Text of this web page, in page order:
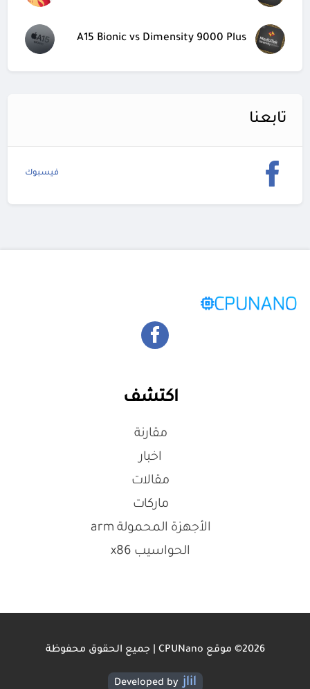
A15 Bionic vs Dimensity 9000 Plus
تابعنا
فيسبوك
اكتشف
مقارنة
اخبار
مقالات
ماركات
الأجهزة المحمولة arm
الحواسيب x86
2026© موقع CPUNano | جميع الحقوق محفوظة
Developed by jlil